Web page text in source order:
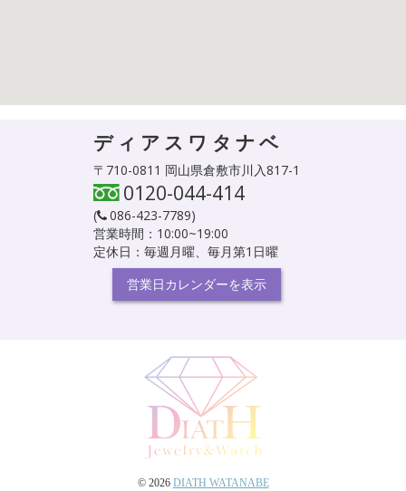
ディアスワタナベ
〒710-0811 岡山県倉敷市川入817-1
0120-044-414
( 086-423-7789)
営業時間：10:00~19:00
定休日：毎週月曜、毎月第1日曜
営業日カレンダーを表示
© 2026 DIATH WATANABE